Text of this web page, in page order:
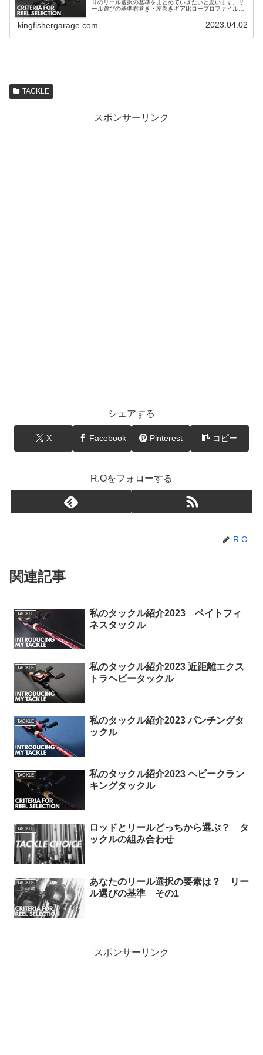
りのリール選択の基準をまとめていきたいと思います。リ
ール選びの基準右巻き・左巻きギア比ロープロファイル・
kingfishergarage.com 2023.04.02
TACKLE
スポンサーリンク
シェアする
X Facebook Pinterest コピー
R.Oをフォローする
R.O
関連記事
TACKLE
私のタックル紹介2023 ベイトフィ
ネスタックル
TACKLE
私のタックル紹介2023 近距離エクス
トラヘビータックル
TACKLE
私のタックル紹介2023 パンチングタ
ックル
TACKLE
私のタックル紹介2023 ヘビークラン
キングタックル
TACKLE
ロッドとリールどっちから選ぶ？ タ
ックルの組み合わせ
TACKLE
あなたのリール選択の要素は？ リー
ル選びの基準 その1
スポンサーリンク